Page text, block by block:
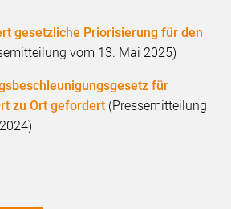
gesetzliche Priorisierung für den
vom 13. Mai 2025)
für
zu Ort gefordert (Pressemitteilung